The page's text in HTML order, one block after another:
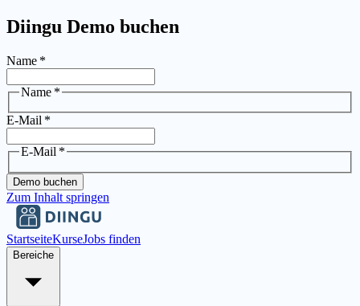
Diingu Demo buchen
Name *
Name *
E-Mail *
E-Mail *
Demo buchen
Zum Inhalt springen
StartseiteKurseJobs finden
Bereiche